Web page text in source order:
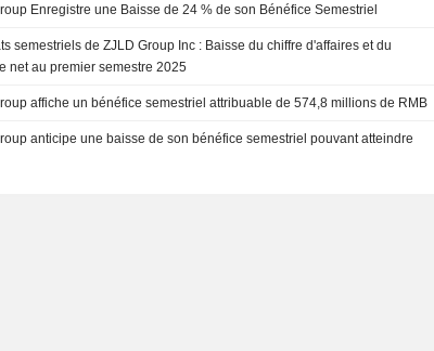
Enregistre une Baisse de 24 % de son Bénéfice Semestriel
semestriels de ZJLD Group Inc : Baisse du chiffre d'affaires et du
net au premier semestre 2025
affiche un bénéfice semestriel attribuable de 574,8 millions de RMB
anticipe une baisse de son bénéfice semestriel pouvant atteindre